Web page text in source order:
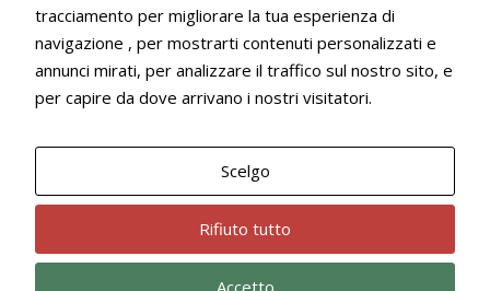
Serie A. Il Bologna nel girone veneto
29 LUGLIO 2026
Francesco Andrei convocato al Camp estivo della nazionale
22 LUGLIO 2026
tracciamento per migliorare la tua esperienza di
navigazione , per mostrarti contenuti personalizzati e
annunci mirati, per analizzare il traffico sul nostro sito, e
per capire da dove arrivano i nostri visitatori.
Scelgo
Rifiuto tutto
Accetto